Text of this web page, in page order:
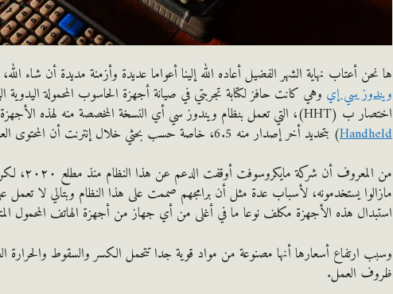
ها نحن أعتاب نهاية الشهر الفضيل أعاده الله إلينا أعواما عديدة وأزمنة مديدة أن شاء
ويندوز سي إي
اختصار ب (HHT)، التي تعمل بنظام ويندوز سي أي النسخة المخصصة منه لهذه الأجهزة تسمى (
Handheld) بتحديد أخر إصدار منه 6.5، خاصة حسب بحثي خلال إنترنت أن المحتوى العربي يفتقر إلى مواضيع بهذا الخصوص.
من المعروف
مازالوا يستخدمونه، لأسباب عدة مثل أن برامجهم صممت على هذا النظام وبتالي لا تعمل
استبدال هذه الأجهزة مكلف نوعا ما في أغلى من أي جهاز من أجهزة الهاتف المحمول
وسبب ارتفاع أسعارها أنها مصنوعة من مواد قوية جدا تتحمل الكسر والسقوط والحرارة
ظروف العمل.